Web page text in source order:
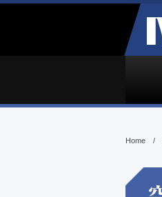
Home /